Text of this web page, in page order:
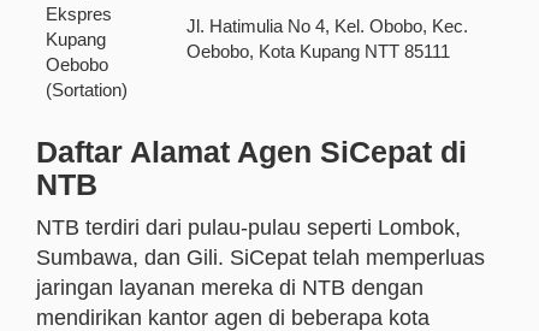
Ekspres
Kupang
Oebobo
(Sortation)
Jl. Hatimulia No 4, Kel. Obobo, Kec.
Oebobo, Kota Kupang NTT 85111
Daftar Alamat Agen SiCepat di
NTB
NTB terdiri dari pulau-pulau seperti Lombok,
Sumbawa, dan Gili. SiCepat telah memperluas
jaringan layanan mereka di NTB dengan
mendirikan kantor agen di beberapa kota